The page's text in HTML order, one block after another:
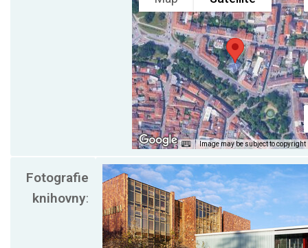
Fotografie
knihovny: